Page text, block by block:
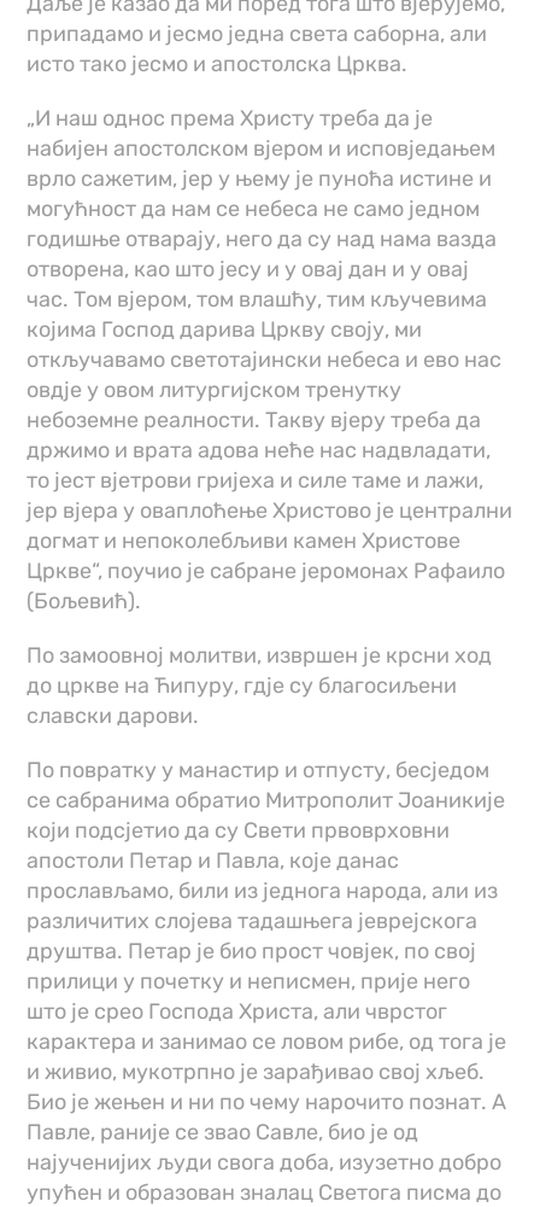
припадамо и јесмо једна света саборна, али
исто тако јесмо и апостолска Црква.
„И наш однос према Христу треба да је
набијен апостолском вјером и исповједањем
врло сажетим, јер у њему је пуноћа истине и
могућност да нам се небеса не само једном
годишње отварају, него да су над нама вазда
отворена, као што јесу и у овај дан и у овај
час. Том вјером, том влашћу, тим кључевима
којима Господ дарива Цркву своју, ми
откључавамо светотајински небеса и ево нас
овдје у овом литургијском тренутку
небоземне реалности. Такву вјеру треба да
држимо и врата адова неће нас надвладати,
то јест вјетрови гријеха и силе таме и лажи,
јер вјера у оваплоћење Христово је централни
догмат и непоколебљиви камен Христове
Цркве“, поучио је сабране јеромонах Рафаило
(Бољевић).
По замоовној молитви, извршен је крсни ход
до цркве на Ћипуру, гдје су благосиљени
славски дарови.
По повратку у манастир и отпусту, бесједом
се сабранима обратио Митрополит Јоаникије
који подсјетио да су Свети првоврховни
апостоли Петар и Павла, које данас
прослављамо, били из једнога народа, али из
различитих слојева тадашњега јеврејскога
друштва. Петар је био прост човјек, по свој
прилици у почетку и неписмен, прије него
што је срео Господа Христа, али чврстог
карактера и занимао се ловом рибе, од тога је
и живио, мукотрпно је зарађивао свој хљеб.
Био је жењен и ни по чему нарочито познат. А
Павле, раније се звао Савле, био је од
најученијих људи свога доба, изузетно добро
упућен и образован зналац Светога писма до